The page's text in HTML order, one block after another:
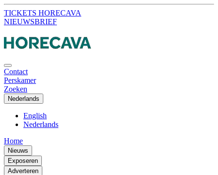
TICKETS HORECAVA
NIEUWSBRIEF
Contact
Perskamer
Zoeken
Nederlands
English
Nederlands
Home
Nieuws
Exposeren
Adverteren